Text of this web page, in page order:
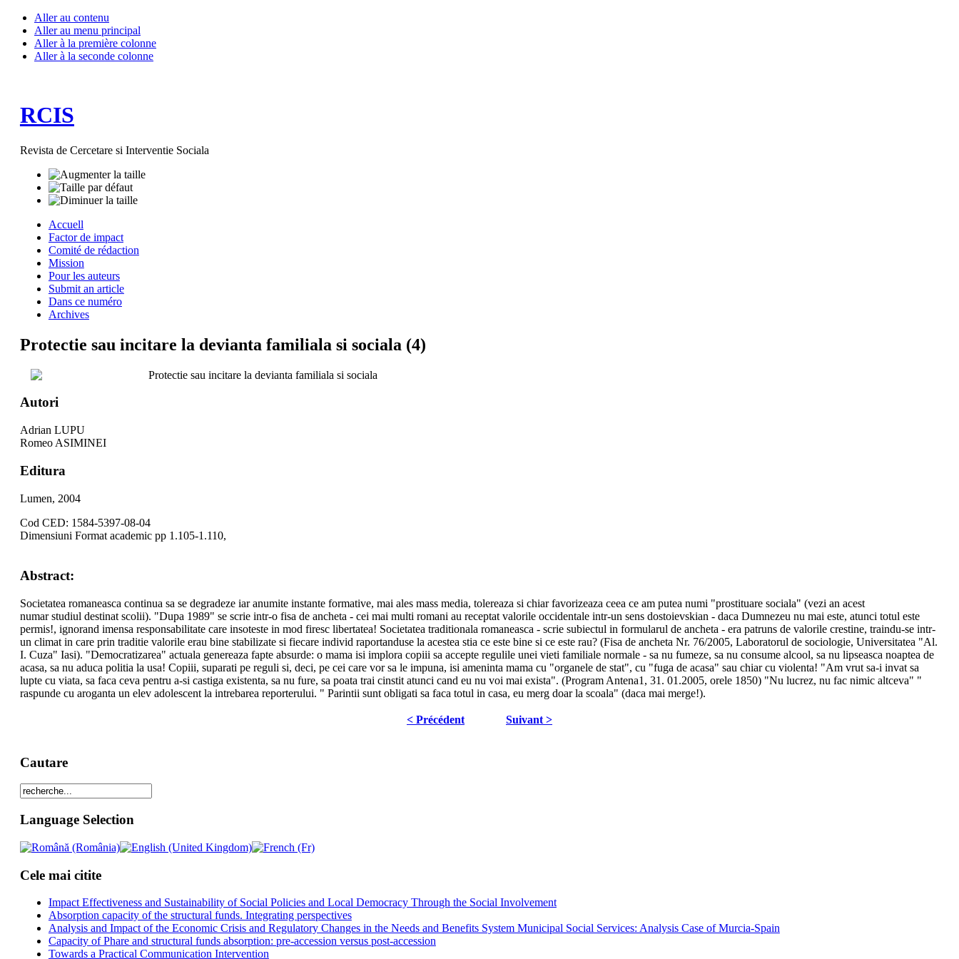
Aller au contenu
Aller au menu principal
Aller à la première colonne
Aller à la seconde colonne
RCIS
Revista de Cercetare si Interventie Sociala
Accuell
Factor de impact
Comité de rédaction
Mission
Pour les auteurs
Submit an article
Dans ce numéro
Archives
Protectie sau incitare la devianta familiala si sociala (4)
Protectie sau incitare la devianta familiala si sociala
Autori
Adrian LUPU
Romeo ASIMINEI
Editura
Lumen, 2004
Cod CED: 1584-5397-08-04
Dimensiuni Format academic pp 1.105-1.110,
Abstract:
Societatea romaneasca continua sa se degradeze iar anumite instante formative, mai ales mass media, tolereaza si chiar favorizeaza ceea ce am putea numi "prostituare sociala" (vezi an acest
numar studiul destinat scolii). "Dupa 1989" se scrie intr-o fisa de ancheta - cei mai multi romani au receptat valorile occidentale intr-un sens dostoievskian - daca Dumnezeu nu mai este, atunci totul este
permis!, ignorand imensa responsabilitate care insoteste in mod firesc libertatea! Societatea traditionala romaneasca - scrie subiectul in formularul de ancheta - era patruns de valorile crestine, traindu-se intr-
un climat in care prin traditie valorile erau bine stabilizate si fiecare individ raportanduse la acestea stia ce este bine si ce este rau? (Fisa de ancheta Nr. 76/2005, Laboratorul de sociologie, Universitatea "Al.
I. Cuza" Iasi). "Democratizarea" actuala genereaza fapte absurde: o mama isi implora copiii sa accepte regulile unei vieti familiale normale - sa nu fumeze, sa nu consume alcool, sa nu lipseasca noaptea de
acasa, sa nu aduca politia la usa! Copiii, suparati pe reguli si, deci, pe cei care vor sa le impuna, isi ameninta mama cu "organele de stat", cu "fuga de acasa" sau chiar cu violenta! "Am vrut sa-i invat sa
lupte cu viata, sa faca ceva pentru a-si castiga existenta, sa nu fure, sa poata trai cinstit atunci cand eu nu voi mai exista". (Program Antena1, 31. 01.2005, orele 1850) "Nu lucrez, nu fac nimic altceva" "
raspunde cu aroganta un elev adolescent la intrebarea reporterului. " Parintii sunt obligati sa faca totul in casa, eu merg doar la scoala" (daca mai merge!).
< Précédent Suivant >
Cautare
Language Selection
Cele mai citite
Impact Effectiveness and Sustainability of Social Policies and Local Democracy Through the Social Involvement
Absorption capacity of the structural funds. Integrating perspectives
Analysis and Impact of the Economic Crisis and Regulatory Changes in the Needs and Benefits System Municipal Social Services: Analysis Case of Murcia-Spain
Capacity of Phare and structural funds absorption: pre-accession versus post-accession
Towards a Practical Communication Intervention